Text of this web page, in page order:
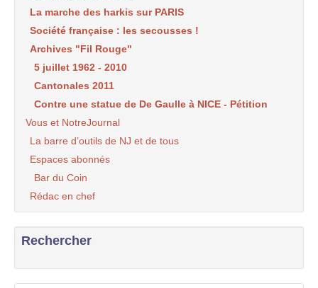
La marche des harkis sur PARIS
Société française : les secousses !
Archives "Fil Rouge"
5 juillet 1962 - 2010
Cantonales 2011
Contre une statue de De Gaulle à NICE - Pétition
Vous et NotreJournal
La barre d’outils de NJ et de tous
Espaces abonnés
Bar du Coin
Rédac en chef
Rechercher